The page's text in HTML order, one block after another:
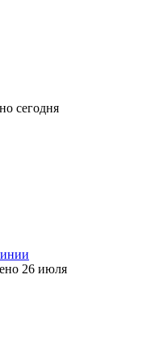
сегодня
26 июля